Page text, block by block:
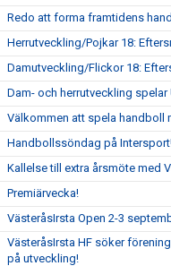
Redo att forma framtidens
Herrutveckling/Pojkar 18:
Damutveckling/Flickor 18:
Dam- och herrutveckling spelar
Välkommen att spela handboll
Handbollssöndag på
Kallelse till extra årsmöte med
Premiärvecka!
VästeråsIrsta Open 2-3
VästeråsIrsta HF söker
på utveckling!